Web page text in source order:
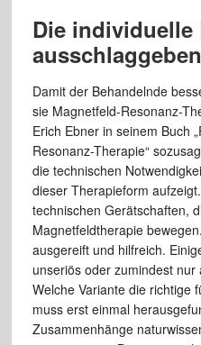
Die
Damit der Behandelnde
sie Magnetfeld-Resonanz-
Erich Ebner in seinem Buch
Resonanz-Therapie“
die technischen
dieser Therapieform
technischen Gerätschaften,
Magnetfeldtherapie
ausgereift und hilfreich.
unseriös oder zumindest
Welche Variante die richtige
muss erst einmal
Zusammenhänge